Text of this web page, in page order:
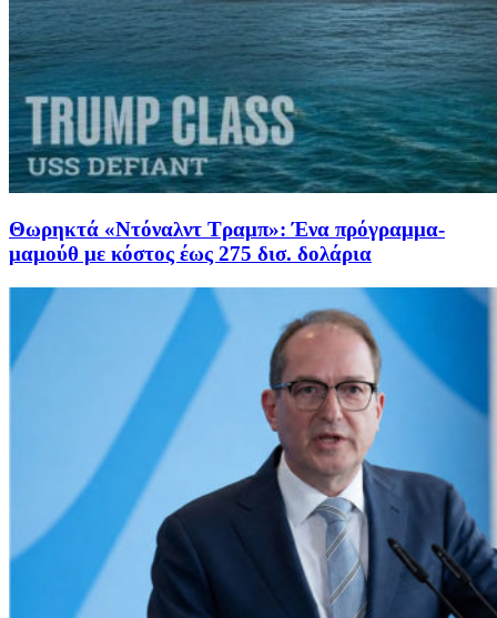
Θωρηκτά «Ντόναλντ Τραμπ»: Ένα πρόγραμμα-
μαμούθ με κόστος έως 275 δισ. δολάρια